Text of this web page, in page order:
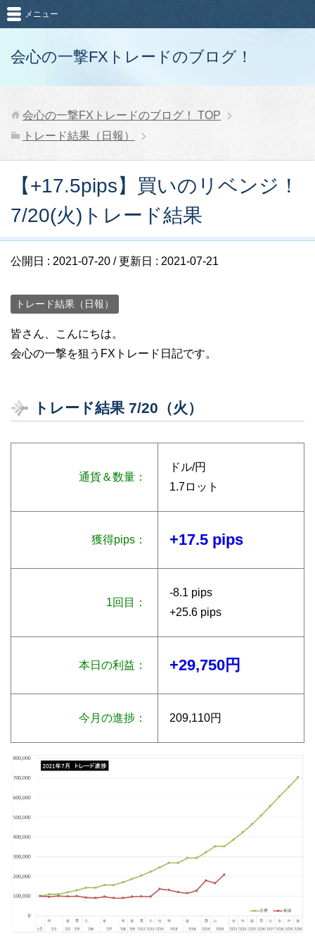
会心の一撃FXトレードのブログ！
メニュー
会心の一撃FXトレードのブログ！
TOP
トレード結果（日報）
【+17.5pips】買いのリベンジ！
7/20(火)トレード結果
公開日 : 2021-07-20 / 更新日 : 2021-07-21
トレード結果（日報）
皆さん、こんにちは。
会心の一撃を狙うFXトレード日記です。
トレード結果 7/20（火）
通貨＆数量：
ドル/円
1.7ロット
獲得pips： +17.5 pips
1回目：
-8.1 pips
+25.6 pips
本日の利益： +29,750円
今月の進捗： 209,110円